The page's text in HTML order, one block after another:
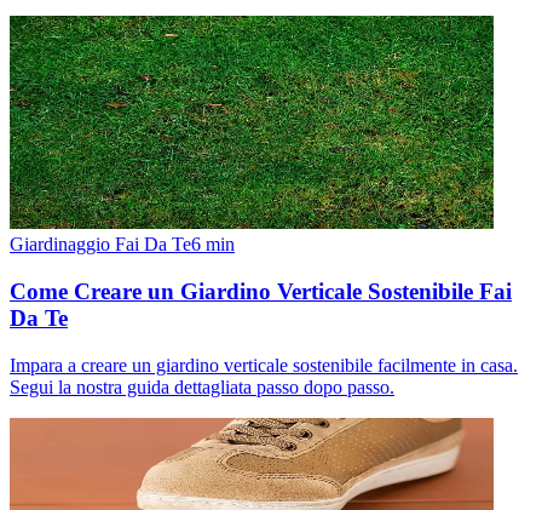
Giardinaggio Fai Da Te6 min
Come Creare un Giardino Verticale Sostenibile Fai
Da Te
Impara a creare un giardino verticale sostenibile facilmente in casa.
Segui la nostra guida dettagliata passo dopo passo.